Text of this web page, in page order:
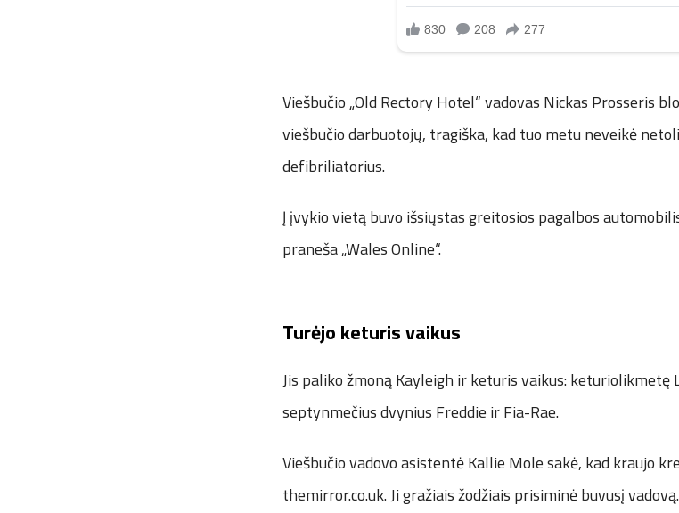
Viešbučio „Old Rectory Hotel“ vadovas Nickas Prosseris
viešbučio darbuotojų, tragiška, kad tuo metu neveikė
defibriliatorius.
Į įvykio vietą buvo išsiųstas greitosios pagalbos
praneša „Wales Online“.
Turėjo keturis vaikus
Jis paliko žmoną Kayleigh ir keturis vaikus: keturiolikmetę
septynmečius dvynius Freddie ir Fia-Rae.
Viešbučio vadovo asistentė Kallie Mole sakė, kad kraujo
themirror.co.uk. Ji gražiais žodžiais prisiminė buvusį vadovą.